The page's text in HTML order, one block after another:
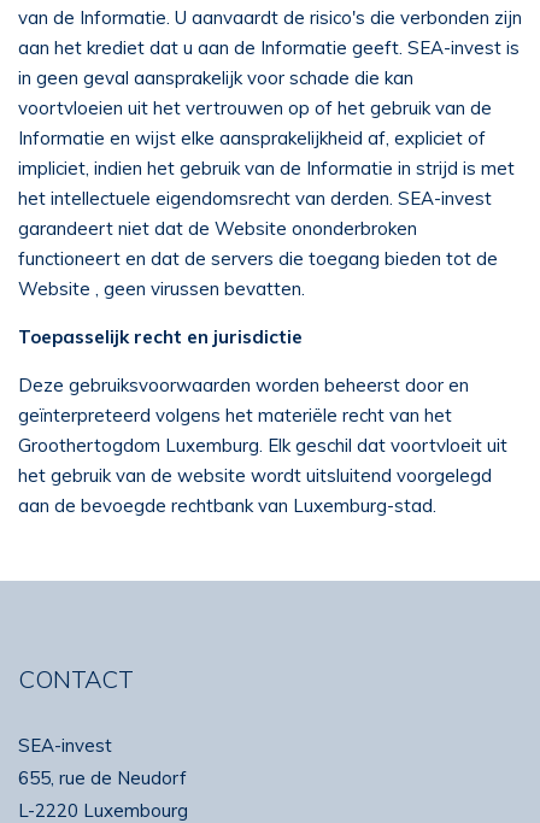
van de Informatie. U aanvaardt de risico's die verbonden zijn
aan het krediet dat u aan de Informatie geeft. SEA-invest is
in geen geval aansprakelijk voor schade die kan
voortvloeien uit het vertrouwen op of het gebruik van de
Informatie en wijst elke aansprakelijkheid af, expliciet of
impliciet, indien het gebruik van de Informatie in strijd is met
het intellectuele eigendomsrecht van derden. SEA-invest
garandeert niet dat de Website ononderbroken
functioneert en dat de servers die toegang bieden tot de
Website , geen virussen bevatten.
Toepasselijk recht en jurisdictie
Deze gebruiksvoorwaarden worden beheerst door en
geïnterpreteerd volgens het materiële recht van het
Groothertogdom Luxemburg. Elk geschil dat voortvloeit uit
het gebruik van de website wordt uitsluitend voorgelegd
aan de bevoegde rechtbank van Luxemburg-stad.
CONTACT
SEA-invest
655, rue de Neudorf
L-2220 Luxembourg